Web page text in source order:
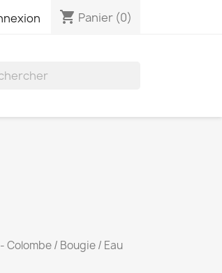
shopping_cart Panier (0)
/ Bougie / Eau